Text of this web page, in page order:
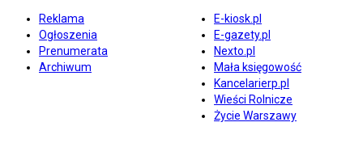
Reklama
Ogłoszenia
Prenumerata
Archiwum
E-kiosk.pl
E-gazety.pl
Nexto.pl
Mała księgowość
Kancelarierp.pl
Wieści Rolnicze
Życie Warszawy